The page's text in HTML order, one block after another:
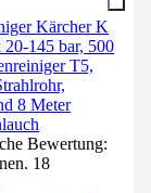
Kärcher K
145 bar, 500
T5,
8 Meter
Bewertung:
18